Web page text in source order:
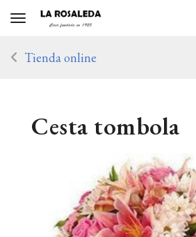
Toggle navigation
Tienda online
Cesta tombola